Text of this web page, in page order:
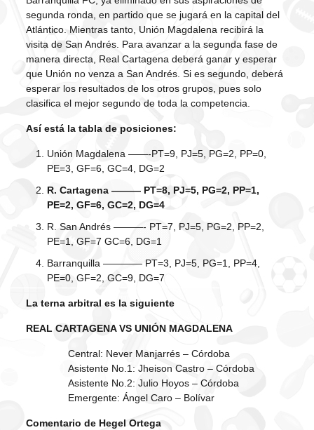
segunda ronda, en partido que se jugará en la capital del
Atlántico. Mientras tanto, Unión Magdalena recibirá la
visita de San Andrés. Para avanzar a la segunda fase de
manera directa, Real Cartagena deberá ganar y esperar
que Unión no venza a San Andrés. Si es segundo, deberá
esperar los resultados de los otros grupos, pues solo
clasifica el mejor segundo de toda la competencia.
Así está la tabla de posiciones:
Unión Magdalena ——-PT=9, PJ=5, PG=2, PP=0,
PE=3, GF=6, GC=4, DG=2
R. Cartagena ——— PT=8, PJ=5, PG=2, PP=1,
PE=2, GF=6, GC=2, DG=4
R. San Andrés ———- PT=7, PJ=5, PG=2, PP=2,
PE=1, GF=7 GC=6, DG=1
Barranquilla ———— PT=3, PJ=5, PG=1, PP=4,
PE=0, GF=2, GC=9, DG=7
La terna arbitral es la siguiente
REAL CARTAGENA VS UNIÓN MAGDALENA
Central: Never Manjarrés – Córdoba
Asistente No.1: Jheison Castro – Córdoba
Asistente No.2: Julio Hoyos – Córdoba
Emergente: Ángel Caro – Bolívar
Comentario de Hegel Ortega